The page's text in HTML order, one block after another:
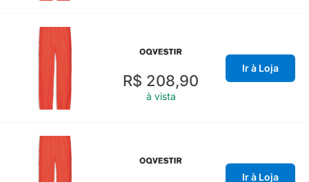
R$ 208,90
à vista
Ir à Loja
Ir à Loja